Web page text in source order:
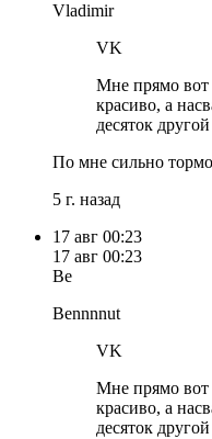
Vladimir
VK
Мне прямо вот
красиво, а
десяток
По мне сильно
5 г. назад
17 авг 00:23
17 авг 00:23
Be
Bennnnut
VK
Мне прямо вот
красиво, а
десяток